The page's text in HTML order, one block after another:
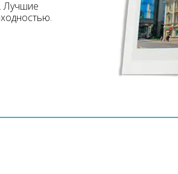
Лучшие